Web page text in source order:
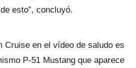
esto”, concluyó.
Cruise en el vídeo de saludo es
P-51 Mustang que aparece